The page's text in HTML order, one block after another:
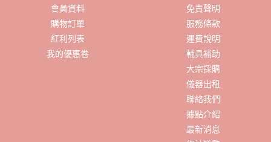
會員資料
購物訂單
紅利列表
我的優惠卷
免責聲明
服務條款
運費說明
輔具補助
大宗採購
儀器出租
聯絡我們
據點介紹
最新消息